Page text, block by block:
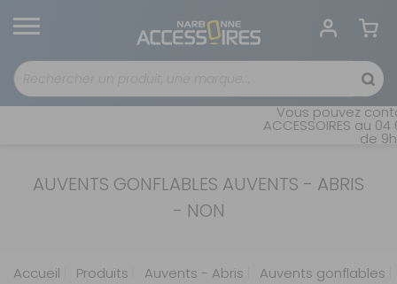
Vous pouvez
ACCESSOIRES au
de
AUVENTS GONFLABLES AUVENTS - ABRIS
- NON
Accueil Produits Auvents - Abris Auvents gonflables